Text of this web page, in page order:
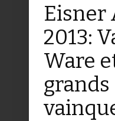
Eisner
2013:
Ware
grands